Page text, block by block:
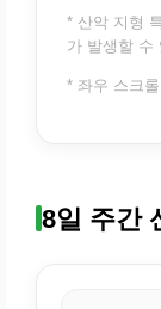
* 산악 지형
가 발생할 수
* 좌우 스크
8일 주간